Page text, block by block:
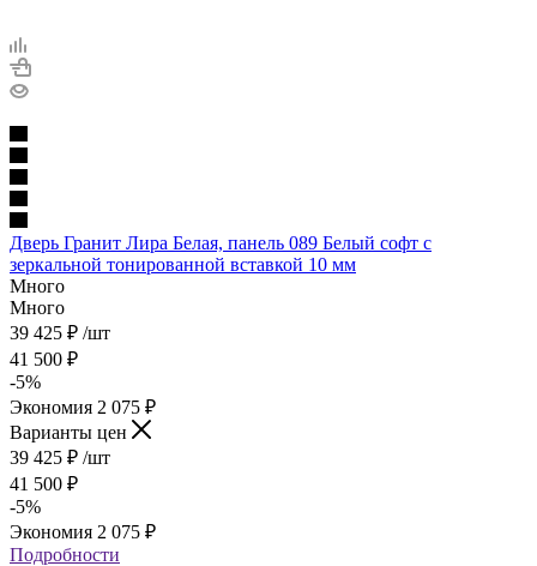
Дверь Гранит Лира Белая, панель 089 Белый софт с
зеркальной тонированной вставкой 10 мм
Много
Много
39 425 ₽ /шт
41 500 ₽
-5%
Экономия 2 075 ₽
Варианты цен
39 425 ₽ /шт
41 500 ₽
-5%
Экономия 2 075 ₽
Подробности